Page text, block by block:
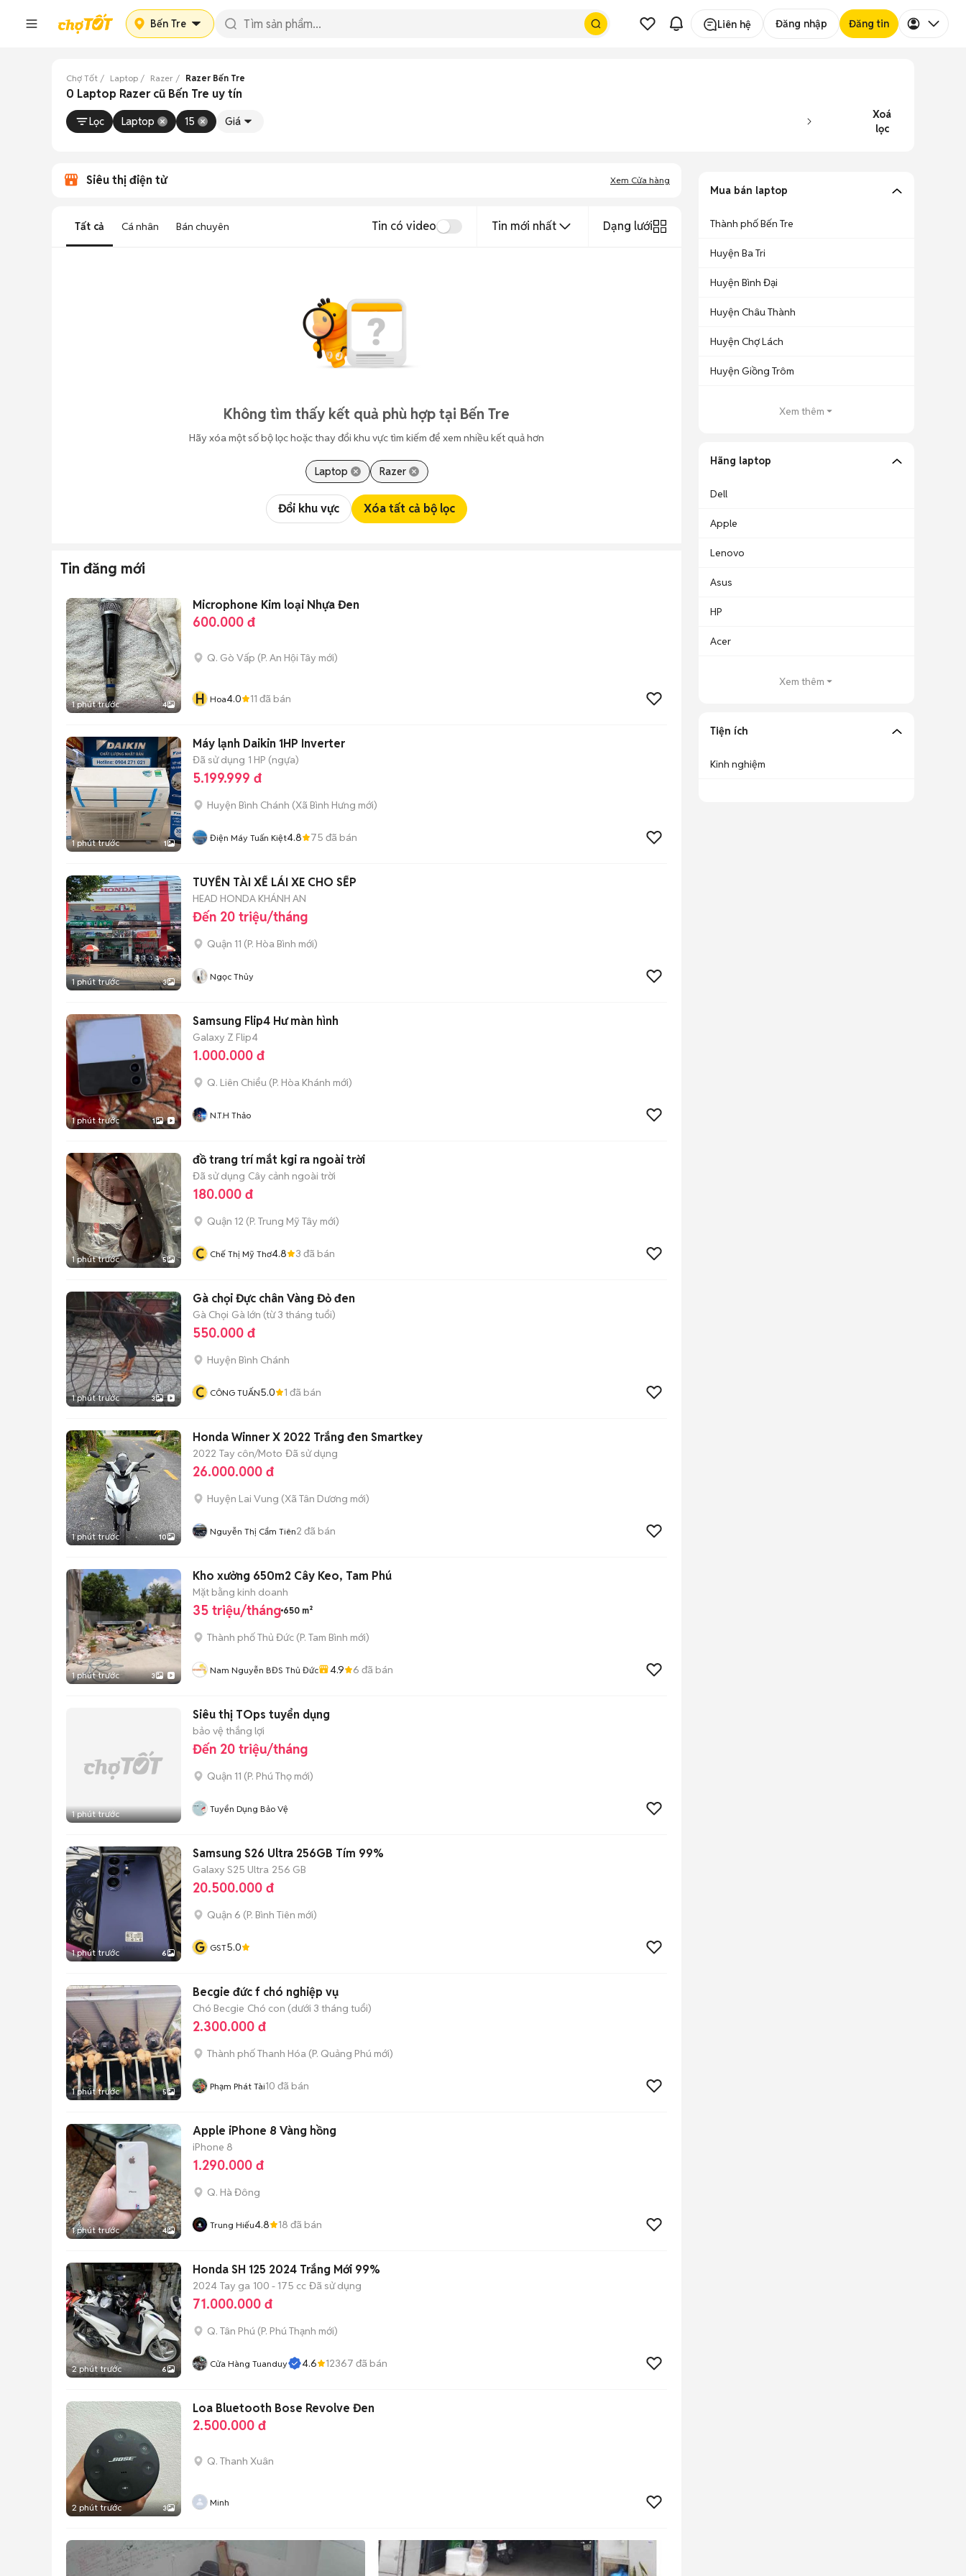
Bến Tre Liên hệ Đăng nhập Đăng tin
Chợ Tốt Laptop Razer Razer Bến Tre
0 Laptop Razer cũ Bến Tre uy tín
Lọc Laptop 15 Giá
Xoá
lọc
Siêu thị điện tử Xem Cửa hàng
Tất cả Cá nhân Bán chuyên Tin có video Tin mới nhất Dạng lưới
Không tìm thấy kết quả phù hợp tại Bến Tre
Hãy xóa một số bộ lọc hoặc thay đổi khu vực tìm kiếm để xem nhiều kết quả hơn
Laptop Razer
Đổi khu vực Xóa tất cả bộ lọc
Tin đăng mới
1 phút trước 4
Microphone Kim loại Nhựa Đen
600.000 đ
Q. Gò Vấp (P. An Hội Tây mới)
H Hoa4.0 11 đã bán
1 phút trước 1
Máy lạnh Daikin 1HP Inverter
Đã sử dụng 1 HP (ngựa)
5.199.999 đ
Huyện Bình Chánh (Xã Bình Hưng mới)
Điện Máy Tuấn Kiệt4.8 75 đã bán
1 phút trước 3
TUYỂN TÀI XẾ LÁI XE CHO SẾP
HEAD HONDA KHÁNH AN
Đến 20 triệu/tháng
Quận 11 (P. Hòa Bình mới)
Ngọc Thủy
1 phút trước 1
Samsung Flip4 Hư màn hình
Galaxy Z Flip4
1.000.000 đ
Q. Liên Chiểu (P. Hòa Khánh mới)
N.T.H Thảo
1 phút trước 5
đồ trang trí mắt kgi ra ngoài trời
Đã sử dụng Cây cảnh ngoài trời
180.000 đ
Quận 12 (P. Trung Mỹ Tây mới)
C Chế Thị Mỹ Thơ4.8 3 đã bán
1 phút trước 3
Gà chọi Đực chân Vàng Đỏ đen
Gà Chọi Gà lớn (từ 3 tháng tuổi)
550.000 đ
Huyện Bình Chánh
C CÔNG TUẤN5.0 1 đã bán
1 phút trước 10
Honda Winner X 2022 Trắng đen Smartkey
2022 Tay côn/Moto Đã sử dụng
26.000.000 đ
Huyện Lai Vung (Xã Tân Dương mới)
Nguyễn Thị Cẩm Tiên2 đã bán
1 phút trước 3
Kho xưởng 650m2 Cây Keo, Tam Phú
Mặt bằng kinh doanh
35 triệu/tháng 650 m²
Thành phố Thủ Đức (P. Tam Bình mới)
Nam Nguyễn BĐS Thủ Đức 4.9 6 đã bán
1 phút trước
Siêu thị TOps tuyển dụng
bảo vệ thắng lợi
Đến 20 triệu/tháng
Quận 11 (P. Phú Thọ mới)
Tuyển Dụng Bảo Vệ
1 phút trước 6
Samsung S26 Ultra 256GB Tím 99%
Galaxy S25 Ultra 256 GB
20.500.000 đ
Quận 6 (P. Bình Tiên mới)
G GST5.0
1 phút trước 5
Becgie đức f chó nghiệp vụ
Chó Becgie Chó con (dưới 3 tháng tuổi)
2.300.000 đ
Thành phố Thanh Hóa (P. Quảng Phú mới)
Phạm Phát Tài10 đã bán
1 phút trước 4
Apple iPhone 8 Vàng hồng
iPhone 8
1.290.000 đ
Q. Hà Đông
Trung Hiếu4.8 18 đã bán
2 phút trước 6
Honda SH 125 2024 Trắng Mới 99%
2024 Tay ga 100 - 175 cc Đã sử dụng
71.000.000 đ
Q. Tân Phú (P. Phú Thạnh mới)
Cửa Hàng Tuanduy 4.6 12367 đã bán
2 phút trước 3
Loa Bluetooth Bose Revolve Đen
2.500.000 đ
Q. Thanh Xuân
Minh
Mua bán laptop
Thành phố Bến Tre
Huyện Ba Tri
Huyện Bình Đại
Huyện Châu Thành
Huyện Chợ Lách
Huyện Giồng Trôm
Xem thêm
Hãng laptop
Dell
Apple
Lenovo
Asus
HP
Acer
Xem thêm
Tiện ích
Kinh nghiệm